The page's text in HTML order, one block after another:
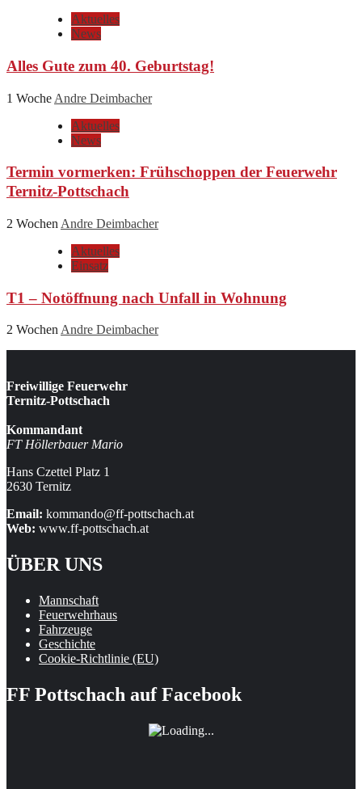
Aktuelles
News
Alles Gute zum 40. Geburtstag!
1 Woche Andre Deimbacher
Aktuelles
News
Termin vormerken: Frühschoppen der Feuerwehr
Ternitz-Pottschach
2 Wochen Andre Deimbacher
Aktuelles
Einsatz
T1 – Notöffnung nach Unfall in Wohnung
2 WochenAndre Deimbacher
Freiwillige Feuerwehr
Ternitz-Pottschach
Kommandant
FT Höllerbauer Mario
Hans Czettel Platz 1
2630 Ternitz
Email: kommando@ff-pottschach.at
Web: www.ff-pottschach.at
ÜBER UNS
Mannschaft
Feuerwehrhaus
Fahrzeuge
Geschichte
Cookie-Richtlinie (EU)
FF Pottschach auf Facebook